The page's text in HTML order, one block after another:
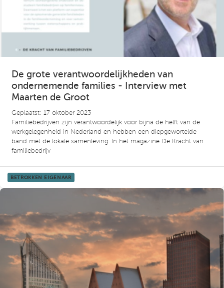
De grote verantwoordelijkheden van
ondernemende families - Interview met
Maarten de Groot
Geplaatst: 17 oktober 2023
Familiebedrijven zijn verantwoordelijk voor bijna de helft van de
werkgelegenheid in Nederland en hebben een diepgewortelde
band met de lokale samenleving. In het magazine De Kracht van
familiebedrijv
BETROKKEN EIGENAAR